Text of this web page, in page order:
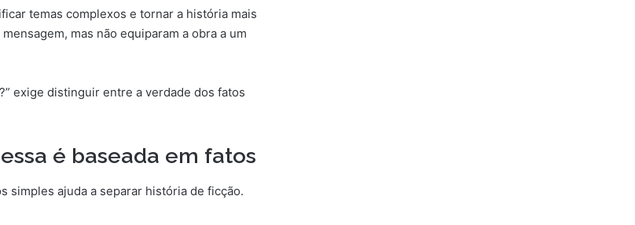
temas complexos e tornar a história mais
mas não equiparam a obra a um
exige distinguir entre a verdade dos fatos
é baseada em fatos
simples ajuda a separar história de ficção.